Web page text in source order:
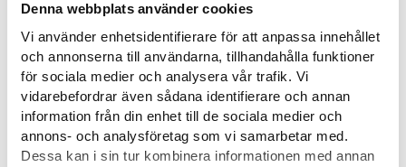
Denna webbplats använder cookies
Vi använder enhetsidentifierare för att anpassa innehållet
och annonserna till användarna, tillhandahålla funktioner
för sociala medier och analysera vår trafik. Vi
vidarebefordrar även sådana identifierare och annan
information från din enhet till de sociala medier och
annons- och analysföretag som vi samarbetar med.
Dessa kan i sin tur kombinera informationen med annan
Du hittar viktig information om gemensam ansökan och
separat ansökan på Studieinfos webbsidor.
Läs mer
Utbildning